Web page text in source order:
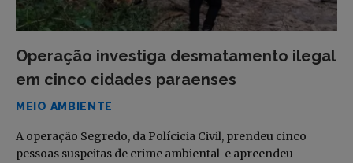
Operação investiga desmatamento ilegal
em cinco cidades paraenses
MEIO AMBIENTE
A operação Segredo, da Polícicia Civil, prendeu cinco
pessoas suspeitas de crime ambiental e apreendeu